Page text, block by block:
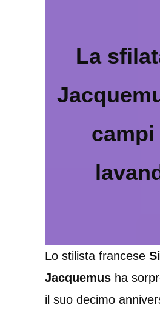
La
campi
Lo stilista francese
Jacquemus ha
il suo decimo